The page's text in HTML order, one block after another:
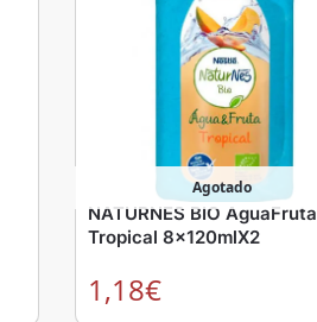
Agotado
NATURNES BIO AguaFruta
Tropical 8x120mlX2
1,18€